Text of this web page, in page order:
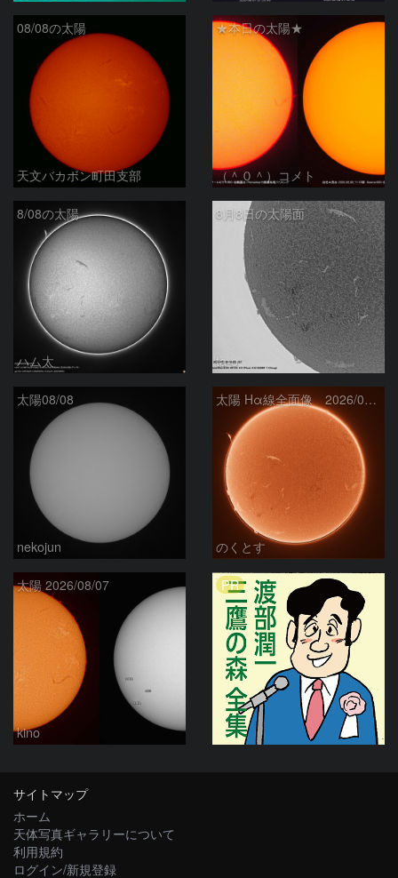
08/08の太陽
天文バカボン町田支部
★本日の太陽★
（＾０＾）コメト
8/08の太陽
ハム太
8月8日の太陽面
ta-o
太陽08/08
nekojun
太陽 Hα線全面像 2026/08/08
のくとす
太陽 2026/08/07
kino
PR
サイトマップ
ホーム
天体写真ギャラリーについて
利用規約
ログイン/新規登録